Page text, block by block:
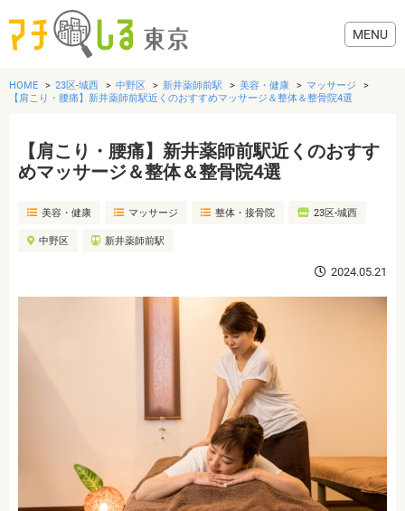
グルメ
美容・健康
HOME 23区-城西 中野区 新井薬師前駅 美容・健康
マッサージ
【肩こり・腰痛】新井薬師前駅近くのおすすめマッサージ＆整体＆整骨院4選
【肩こり・腰痛】新井薬師前駅近くのおすす
めマッサージ＆整体＆整骨院4選
美容・健康 マッサージ 整体・接骨院 23区-城西
中野区 新井薬師前駅
2024.05.21